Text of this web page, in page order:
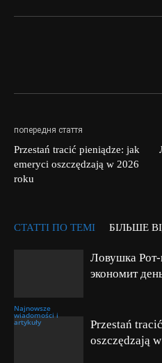
попередня стаття
Przestań tracić pieniądze: jak
emeryci oszczędzają w 2026
roku
СТАТТІ ПО ТЕМІ БІЛЬШЕ
Najnowsze
wiadomości i
artykuły
Ловушка Рот-
экономит
Przestań
oszczędzają